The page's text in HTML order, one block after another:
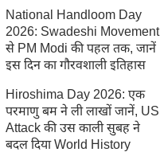
National Handloom Day
2026: Swadeshi Movement
से PM Modi की पहल तक, जानें
इस दिन का गौरवशाली इतिहास
Hiroshima Day 2026: एक
परमाणु बम ने ली लाखों जानें, US
Attack की उस काली सुबह ने
बदल दिया World History